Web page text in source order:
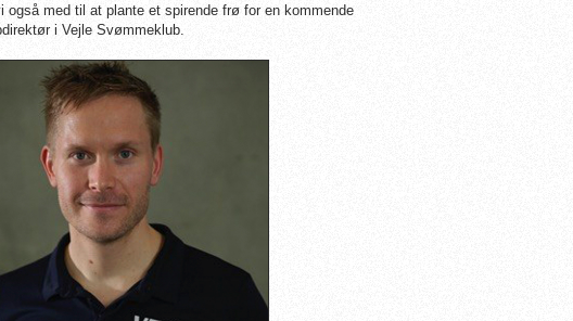
med til at plante et spirende frø for en kommende
i Vejle Svømmeklub.